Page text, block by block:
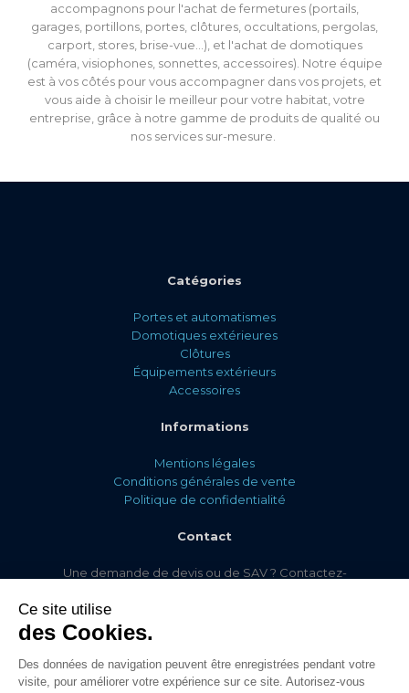
accompagnons pour l'achat de fermetures (portails,
garages, portillons, portes, clôtures, occultations, pergolas,
carport, stores, brise-vue...), et l'achat de domotiques
(caméra, visiophones, sonnettes, accessoires). Notre équipe
est à vos côtés pour vous accompagner dans vos projets, et
vous aide à choisir le meilleur pour votre habitat, votre
entreprise, grâce à notre gamme de produits de qualité ou
nos services sur-mesure.
Catégories
Portes et automatismes
Domotiques extérieures
Clôtures
Équipements extérieurs
Accessoires
Informations
Mentions légales
Conditions générales de vente
Politique de confidentialité
Contact
Une demande de devis ou de SAV ? Contactez-
© Comaferm 2022. Tous droits réservés. Conception & réalisation : Jean-
Ce site utilise
des Cookies.
Des données de navigation peuvent être enregistrées pendant votre
visite, pour améliorer votre expérience sur ce site. Autorisez-vous